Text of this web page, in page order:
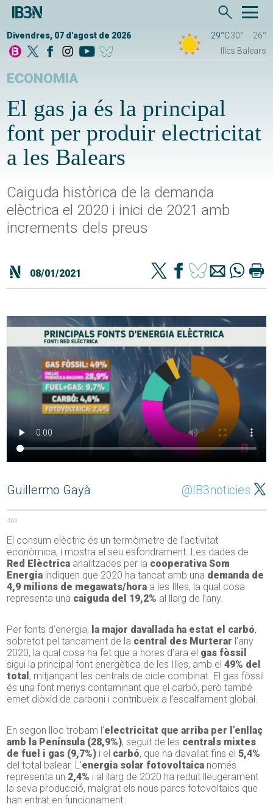
Divendres, 07 d'agost de 2026 29°C30°
26°
Illes Balears
ECONOMIA
El gas ja és la principal
font per produir electricitat
a les Balears
Caiguda històrica de la demanda
elèctrica el 2020 i inici de 2021 amb
increments dels preus
08/01/2021
Guillermo Gayà @IB3noticies
469
El consum elèctric és un termòmetre de l’activitat
econòmica, i mostra el seu esfondrament. Les dades de
Red Elèctrica analitzades per la cooperativa Som
Energia indiquen que 2020 ha tancat amb una demanda de
4,9 milions de megawats/hora a les Illes, la qual cosa
representa una caiguda del 19,2% al llarg de l’any.
Per fonts d’energia, la major davallada ha estat el carbó,
sobretot pel tancament de la central des Murterar l’any
2020, la qual cosa ha fet que a hores d’ara el gas fòssil
sigui la principal font energètica de les Illes, amb el49% del
total , mitjançant les centrals de cicle combinat. El gas fòssil
és una font menys contaminant que el carbó, però també
emet diòxid de carboni i contribueix a l’escalfament global.
En segon lloc trobam l’electricitat que arriba per l’enllaç
amb la Península (28,9%), seguit de les centrals mixtes
de fuel i gas (9,7%) i el carbó, que ha davallat fins el5,4%
del total balear. L’energia solar fotovoltaica només
representa un 2,4% i al llarg de 2020 ha reduït lleugerament
la seva producció, malgrat els nous parcs fotovoltaics que
han entrat en funcionament.